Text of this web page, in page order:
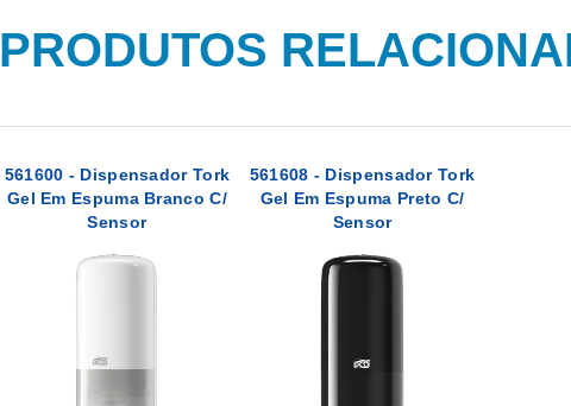
PRODUTOS
561600 - Dispensador Tork
Gel Em Espuma Branco C/
Sensor
561608 - Dispensador Tork
Gel Em Espuma Preto C/
Sensor